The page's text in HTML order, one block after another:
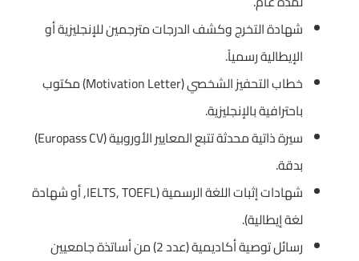
شهادة التخرج وكشف الدرجات مترجمين للإنجليزية أو
الإيطالية رسمياً.
خطاب التحفيز الشخصي (Motivation Letter) مكتوب
باحترافية بالإنجليزية.
سيرة ذاتية محدثة تتبع المعايير الأوروبية (Europass CV)
بدقة.
شهادات إثبات اللغة الرسمية (IELTS, TOEFL, أو شهادة
لغة إيطالية).
رسائل توصية أكاديمية (عدد 2) من أساتذة جامعيين